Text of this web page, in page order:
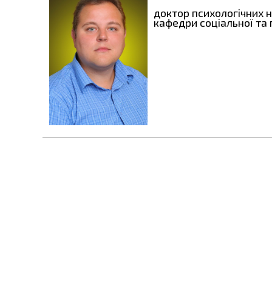
доктор психологічних
кафедри соціальної та